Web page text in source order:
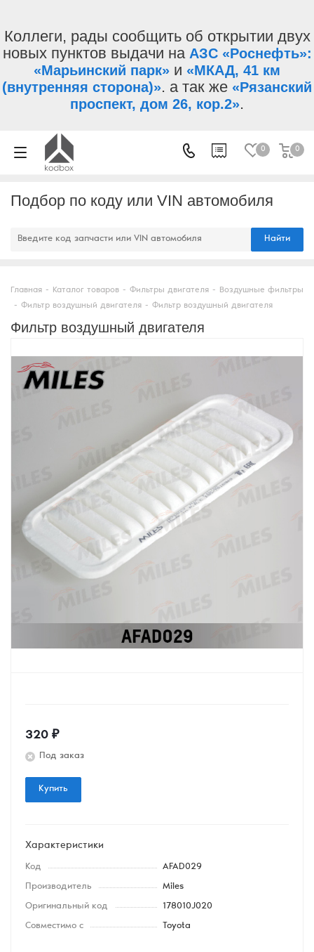
Коллеги, рады сообщить об открытии двух
новых пунктов выдачи на АЗС «Роснефть»:
«Марьинский парк» и «МКАД, 41 км
(внутренняя сторона)». а так же «Рязанский
проспект, дом 26, кор.2».
0 0
Подбор по коду или VIN автомобиля
Найти
Главная - Каталог товаров - Фильтры двигателя -
Воздушные фильтры
- Фильтр воздушный двигателя - Фильтр воздушный двигателя
Фильтр воздушный двигателя
320 ₽
Под заказ
Купить
Характеристики
Код AFAD029
Производитель Miles
Оригинальный код 178010J020
Совместимо с Toyota